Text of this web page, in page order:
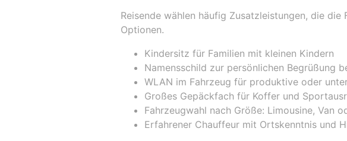
Reisende wählen häufig Zusatzleistungen, die
Optionen.
Kindersitz für Familien mit kleinen Kindern
Namensschild zur persönlichen Begrüßung
WLAN im Fahrzeug für produktive oder
Großes Gepäckfach für Koffer und
Fahrzeugwahl nach Größe: Limousine, Van
Erfahrener Chauffeur mit Ortskenntnis und